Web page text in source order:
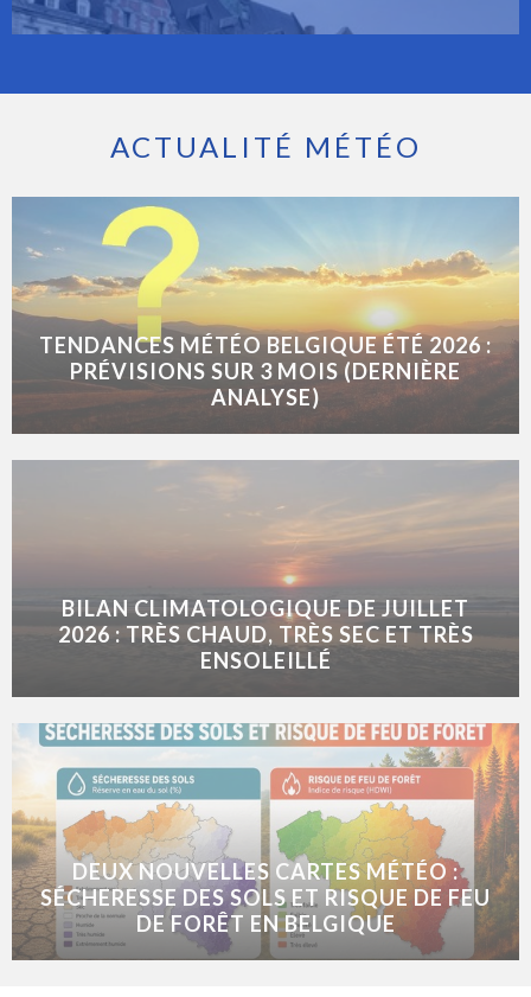
ACTUALITÉ MÉTÉO
TENDANCES MÉTÉO BELGIQUE ÉTÉ 2026 :
PRÉVISIONS SUR 3 MOIS (DERNIÈRE
ANALYSE)
BILAN CLIMATOLOGIQUE DE JUILLET
2026 : TRÈS CHAUD, TRÈS SEC ET TRÈS
ENSOLEILLÉ
DEUX NOUVELLES CARTES MÉTÉO :
SÉCHERESSE DES SOLS ET RISQUE DE FEU
DE FORÊT EN BELGIQUE